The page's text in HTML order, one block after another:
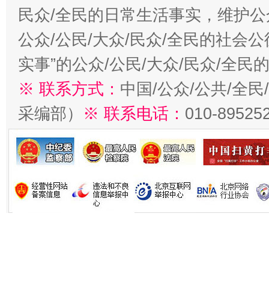
民众/全民的日常生活事实，维护
公众/公民/大众/民众/全民的社会公
实事”的公众/公民/大众/民众/全民
※ 联系方式： 中国/公众/公共/全
采编部） ※ 联系电话： 010-